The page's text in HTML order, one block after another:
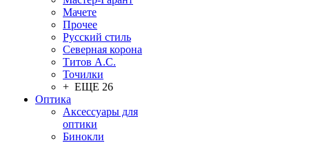
Мачете
Прочее
Русский стиль
Северная корона
Титов А.С.
Точилки
+ ЕЩЕ 26
Оптика
Аксессуары для
оптики
Бинокли